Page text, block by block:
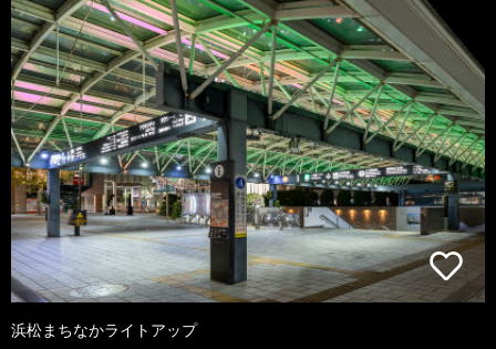
浜松まちなかライトアップ